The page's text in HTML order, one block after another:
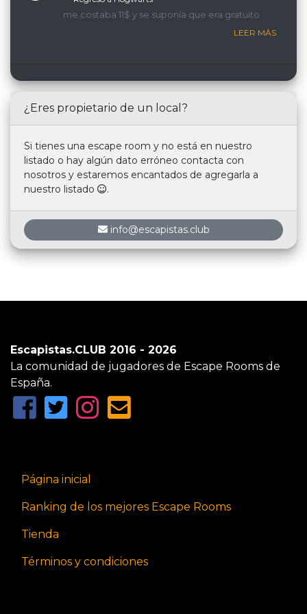
me costaba 11$ y se suponía que era gratuito
LEER MÁS
¿Eres propietario de un local?
Si tienes una escape room y no está en nuestro
listado o hay algún dato erróneo contacta con
nosotros y estaremos encantados de agregarla a
nuestro listado
.
info@escapistas.club
Escapistas.CLUB 2016 - 2026
La comunidad de jugadores de Escape Rooms de
España.
Página inicial
Ranking de los mejores Escape Rooms
Tienda
Términos y condiciones